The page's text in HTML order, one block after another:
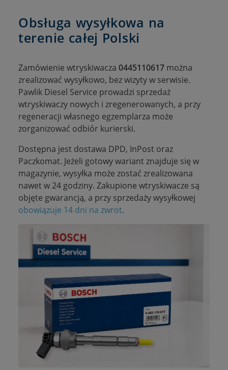
Obsługa wysyłkowa na
terenie całej Polski
Zamówienie wtryskiwacza 0445110617 można
zrealizować wysyłkowo, bez wizyty w serwisie.
Pawlik Diesel Service prowadzi sprzedaż
wtryskiwaczy nowych i zregenerowanych, a przy
regeneracji własnego egzemplarza może
zorganizować odbiór kurierski.
Dostępna jest dostawa DPD, InPost oraz
Paczkomat. Jeżeli gotowy wariant znajduje się w
magazynie, wysyłka może zostać zrealizowana
nawet w 24 godziny. Zakupione wtryskiwacze są
objęte gwarancją, a przy sprzedaży wysyłkowej
obowiązuje 14 dni na zwrot.